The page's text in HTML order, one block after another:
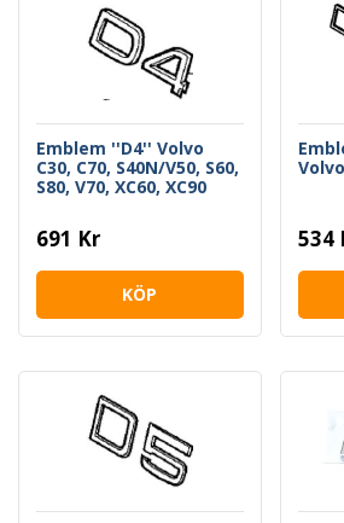
Emblem ''D4'' Volvo
C30, C70, S40N/V50, S60,
S80, V70, XC60, XC90
691 Kr
KÖP
534